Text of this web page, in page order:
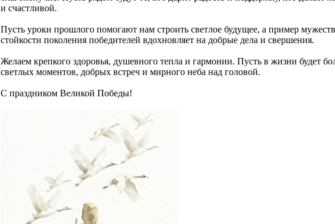
и счастливой.
Пусть уроки прошлого помогают нам строить светлое будущее, а пример
стойкости поколения победителей вдохновляет на добрые дела и свершения.
Желаем крепкого здоровья, душевного тепла и гармонии. Пусть в жизни будет
светлых моментов, добрых встреч и мирного неба над головой.
С праздником Великой Победы!